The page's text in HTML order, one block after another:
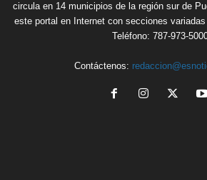
circula en 14 municipios de la región sur de
este portal en Internet con secciones
Teléfono: 787-973-
Contáctenos: